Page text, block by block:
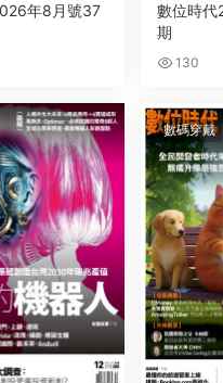
年8月號37
數位時代
期
130
數碼穿戴